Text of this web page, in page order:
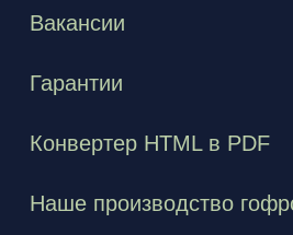
Вакансии
Гарантии
Конвертер HTML в PDF
Наше производство